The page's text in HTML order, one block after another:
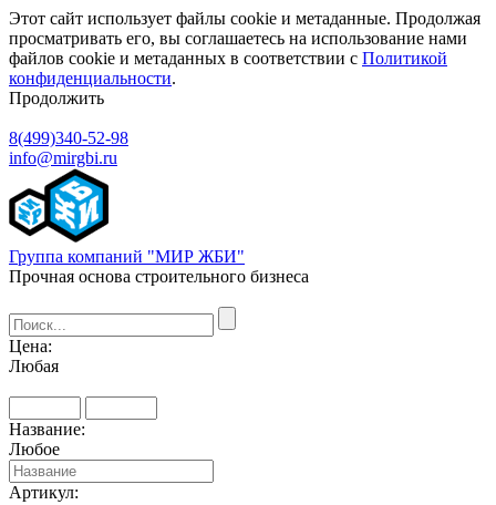
Этот сайт использует файлы cookie и метаданные. Продолжая
просматривать его, вы соглашаетесь на использование нами
файлов cookie и метаданных в соответствии с Политикой
конфиденциальности.
Продолжить
8(499)340-52-98
info@mirgbi.ru
Группа компаний "МИР ЖБИ"
Прочная основа строительного бизнеса
Цена:
Любая
Название:
Любое
Артикул: